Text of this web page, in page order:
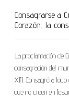
Consagrarse a
Corazón, la
La proclamación de
consagración del
XIII. Consagró a
que no creen en